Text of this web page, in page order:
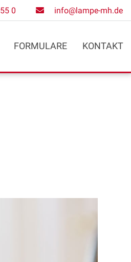
0 info@lampe-mh.de
FORMULARE KONTAKT